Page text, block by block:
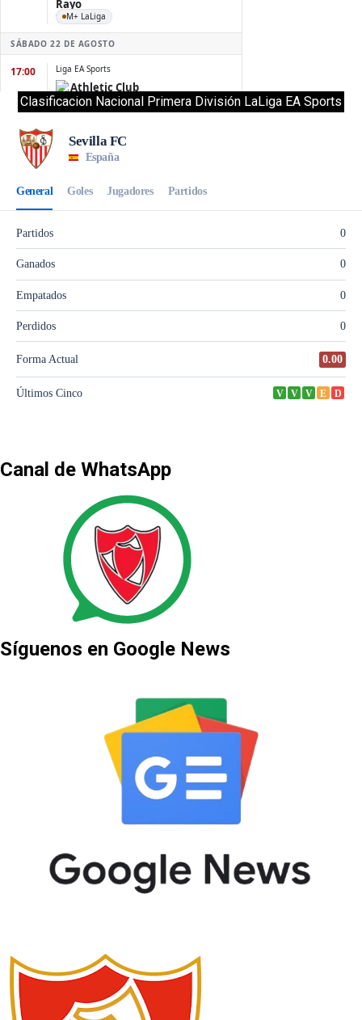
Clasificacion Nacional Primera División LaLiga EA Sports
Canal de WhatsApp
Síguenos en Google News